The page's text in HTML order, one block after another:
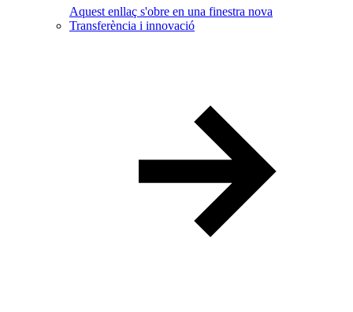
Aquest enllaç s'obre en una finestra nova
Transferència i innovació